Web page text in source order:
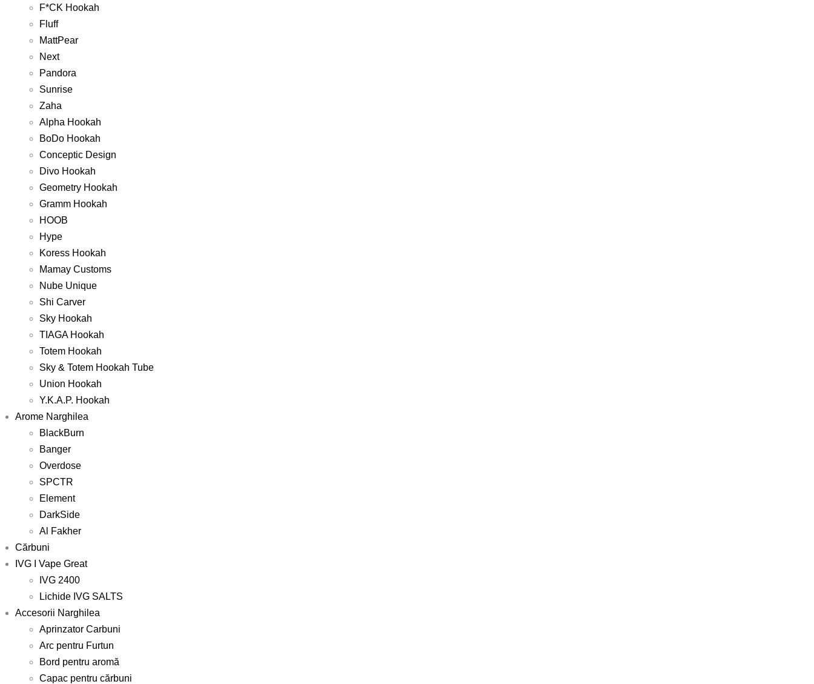
F*CK Hookah
Fluff
MattPear
Next
Pandora
Sunrise
Zaha
Alpha Hookah
BoDo Hookah
Conceptic Design
Divo Hookah
Geometry Hookah
Gramm Hookah
HOOB
Hype
Koress Hookah
Mamay Customs
Nube Unique
Shi Carver
Sky Hookah
TIAGA Hookah
Totem Hookah
Sky & Totem Hookah Tube
Union Hookah
Y.K.A.P. Hookah
Arome Narghilea
BlackBurn
Banger
Overdose
SPCTR
Element
DarkSide
Al Fakher
Cărbuni
IVG I Vape Great
IVG 2400
Lichide IVG SALTS
Accesorii Narghilea
Aprinzator Carbuni
Arc pentru Furtun
Bord pentru aromă
Capac pentru cărbuni